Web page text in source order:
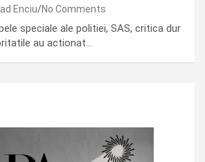
Enciu No Comments
speciale ale politiei, SAS, critica dur
au actionat…